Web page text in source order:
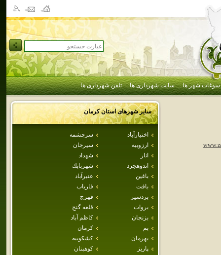
سوغات شهر ها سایت شهرداری ها تلفن شهرداری ها
سایر شهرهای استانكرمان
اختيارآباد
سرچشمه
ارزوييه
سيرجان
انار
شهداد
اندوهجرد
شهربابك
باغين
عنبرآباد
بافت
فارياب
بردسير
فهرج
بروات
قلعه گنج
بزنجان
كاظم آباد
بم
كرمان
بهرمان
كشكوييه
پاريز
كوهبنان